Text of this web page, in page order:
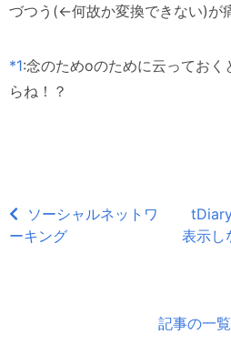
づつう(←何故か変換できない)が
*1:念のためoのために云ってお
らね！？
ソーシャルネットワ
ーキング
表示し
記事の一